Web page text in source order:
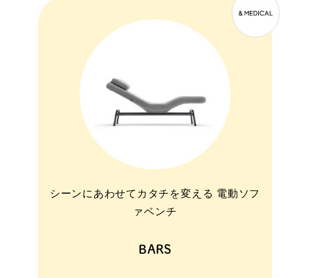
シーンにあわせてカタチを変える 電動ソフ
ァベンチ
BARS